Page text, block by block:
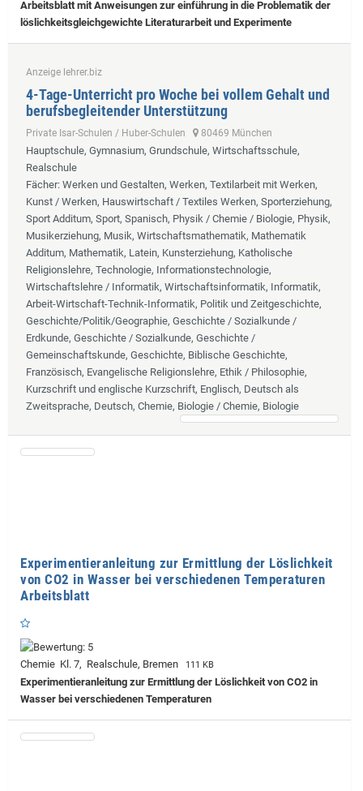
Arbeitsblatt mit Anweisungen zur einführung in die Problematik der
löslichkeitsgleichgewichte Literaturarbeit und Experimente
Anzeige lehrer.biz
4-Tage-Unterricht pro Woche bei vollem Gehalt und
berufsbegleitender Unterstützung
Private Isar-Schulen / Huber-Schulen 80469 München
Hauptschule, Gymnasium, Grundschule, Wirtschaftsschule,
Realschule
Fächer: Werken und Gestalten, Werken, Textilarbeit mit Werken,
Kunst / Werken, Hauswirtschaft / Textiles Werken, Sporterziehung,
Sport Additum, Sport, Spanisch, Physik / Chemie / Biologie, Physik,
Musikerziehung, Musik, Wirtschaftsmathematik, Mathematik
Additum, Mathematik, Latein, Kunsterziehung, Katholische
Religionslehre, Technologie, Informationstechnologie,
Wirtschaftslehre / Informatik, Wirtschaftsinformatik, Informatik,
Arbeit-Wirtschaft-Technik-Informatik, Politik und Zeitgeschichte,
Geschichte/Politik/Geographie, Geschichte / Sozialkunde /
Erdkunde, Geschichte / Sozialkunde, Geschichte /
Gemeinschaftskunde, Geschichte, Biblische Geschichte,
Französisch, Evangelische Religionslehre, Ethik / Philosophie,
Kurzschrift und englische Kurzschrift, Englisch, Deutsch als
Zweitsprache, Deutsch, Chemie, Biologie / Chemie, Biologie
Experimentieranleitung zur Ermittlung der Löslichkeit
von CO2 in Wasser bei verschiedenen Temperaturen
Arbeitsblatt
Chemie Kl. 7, Realschule, Bremen 111 KB
Experimentieranleitung zur Ermittlung der Löslichkeit von CO2 in
Wasser bei verschiedenen Temperaturen